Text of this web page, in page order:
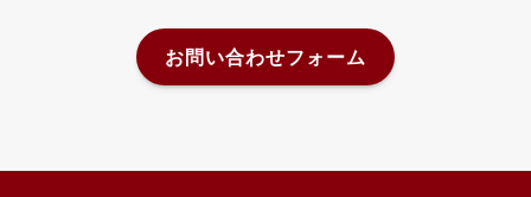
お問い合わせフォーム